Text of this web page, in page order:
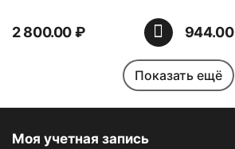
2 800.00₽ 944.00
Показать ещё
Моя учетная запись